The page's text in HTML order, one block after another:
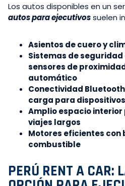
Los autos disponibles en un
autos para ejecutivossuelen
Asientos de cuero y
Sistemas de
sensores de
automático
Conectividad
carga para dispositivos
Amplio espacio
viajes largos
Motores eficientes con
combustible
PERÚ RENT A CAR: